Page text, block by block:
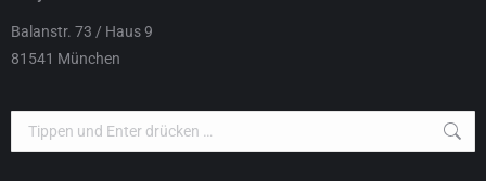
Balanstr. 73 / Haus 9
81541 München
Search: